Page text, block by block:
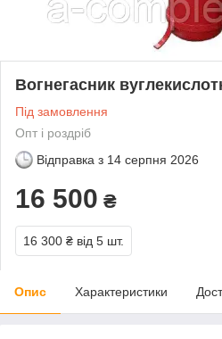
Вогнегасник
Під замовлення
Опт і роздріб
Відправка з 14 серпня 2026
16 500 ₴
16 300 ₴ від 5 шт.
Опис Характеристики